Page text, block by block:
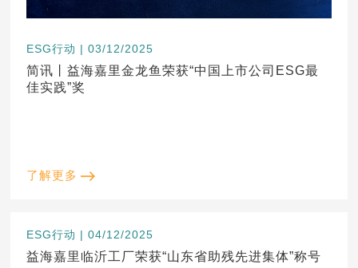
ESG行动 | 03/12/2025
简讯丨益海嘉里金龙鱼荣获“中国上市公司ESG最
佳实践”奖
了解更多
ESG行动 | 04/12/2025
益海嘉里临沂工厂荣获“山东省助残先进集体”称号